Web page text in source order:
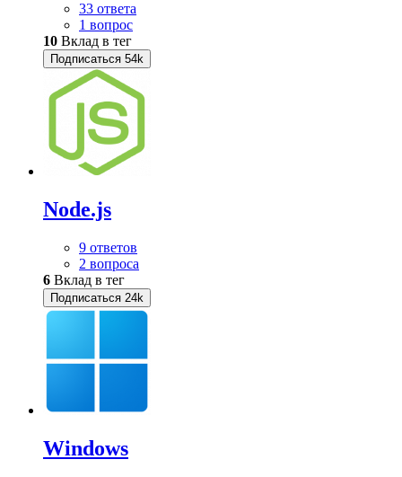
33 ответа
1 вопрос
10 Вклад в тег
Подписаться 54k
Node.js
9 ответов
2 вопроса
6 Вклад в тег
Подписаться 24k
Windows